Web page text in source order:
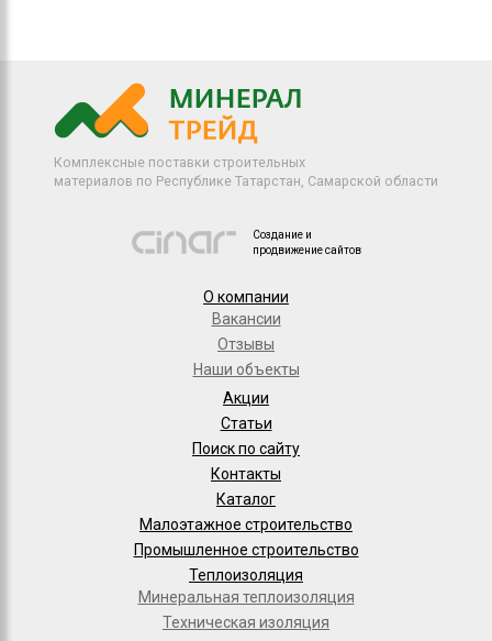
Комплексные поставки строительных
материалов по Республике Татарстан, Самарской области
Создание и
продвижение сайтов
О компании
Вакансии
Отзывы
Наши объекты
Акции
Статьи
Поиск по сайту
Контакты
Каталог
Малоэтажное строительство
Промышленное строительство
Теплоизоляция
Минеральная теплоизоляция
Техническая изоляция